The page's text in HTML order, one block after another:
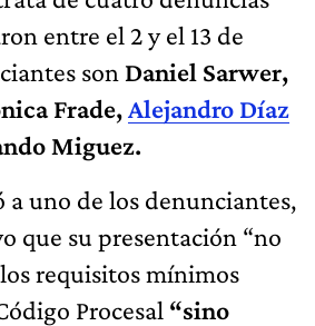
entre el 2 y el 13 de
son Daniel Sarwer,
Frade,Alejandro Díaz
Miguez.
a uno de los denunciantes,
que su presentación “no
requisitos mínimos
Procesal “sino